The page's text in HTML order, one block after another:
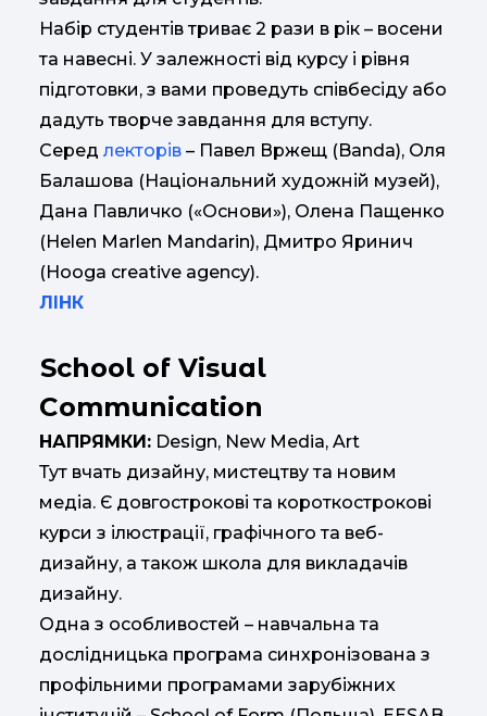
Набір студентів триває 2 рази в рік – восени
та навесні. У залежності від курсу і рівня
підготовки, з вами проведуть співбесіду або
дадуть творче завдання для вступу.
Серед лекторів – Павел Вржещ (Banda), Оля
Балашова (Національний художній музей),
Дана Павличко («Основи»), Олена Пащенко
(Helen Marlen Mandarin), Дмитро Яринич
(Hooga creative agency).
ЛІНК
School of Visual
Communication
НАПРЯМКИ: Design, New Media, Art
Тут вчать дизайну, мистецтву та новим
медіа. Є довгострокові та короткострокові
курси з ілюстрації, графічного та веб-
дизайну, а також школа для викладачів
дизайну.
Одна з особливостей – навчальна та
дослідницька програма синхронізована з
профільними програмами зарубіжних